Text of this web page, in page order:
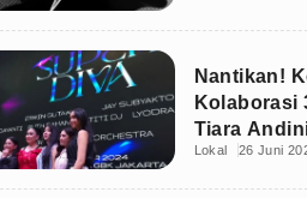
Nantikan!
Kolaborasi
Tiara
Lokal 26 Juni